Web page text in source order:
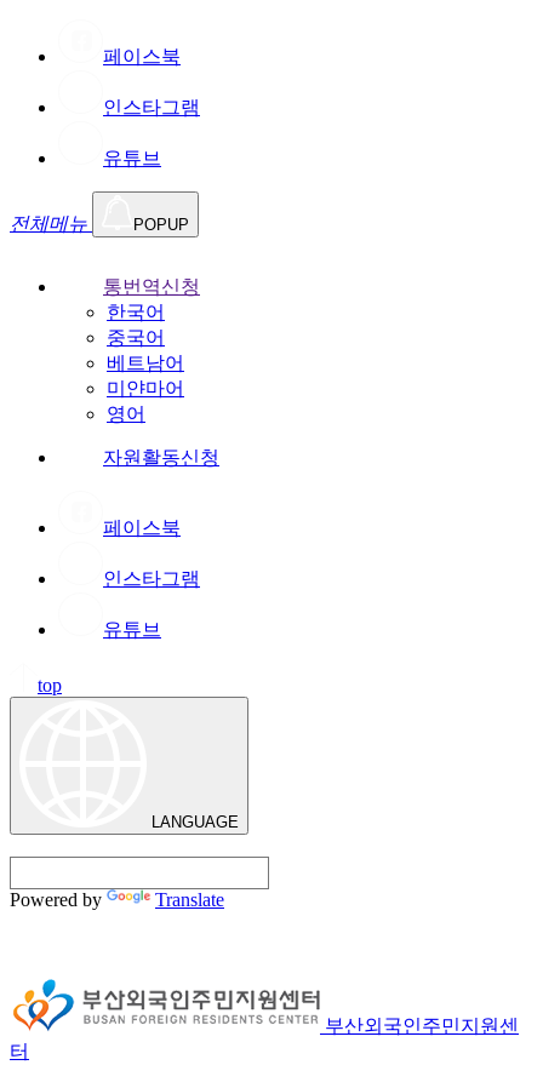
페이스북
인스타그램
유튜브
전체메뉴 POPUP
통번역신청
한국어
중국어
베트남어
미얀마어
영어
자원활동신청
페이스북
인스타그램
유튜브
top
LANGUAGE
Powered by Translate
부산외국인주민지원센
터